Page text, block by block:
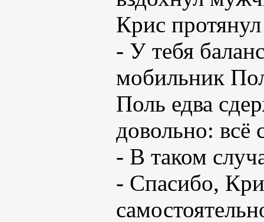
Крис
- У тебя
мобильник
Поль едва
довольно: всё
- В таком
- Спасибо,